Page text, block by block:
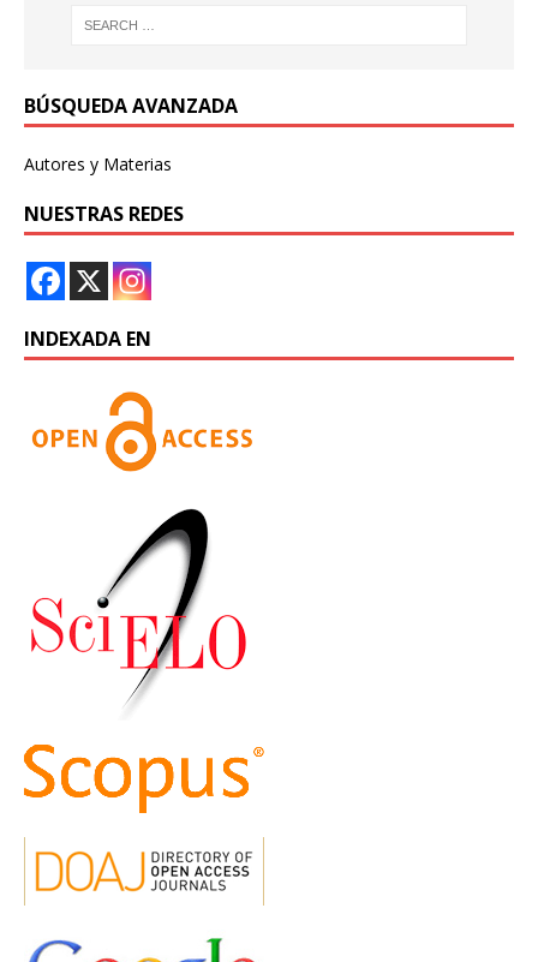
BÚSQUEDA AVANZADA
Autores y Materias
NUESTRAS REDES
INDEXADA EN